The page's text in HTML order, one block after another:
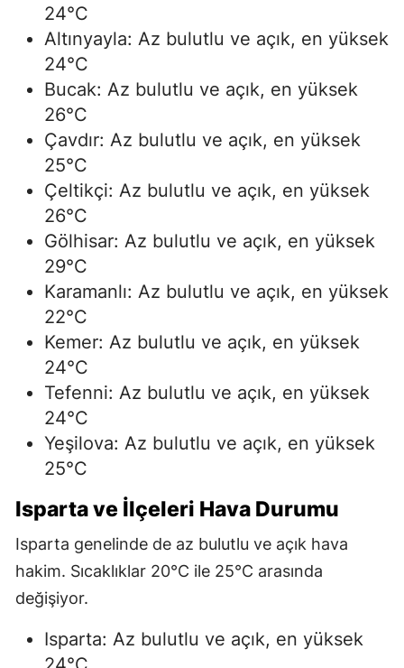
24°C
Altınyayla: Az bulutlu ve açık, en yüksek
24°C
Bucak: Az bulutlu ve açık, en yüksek
26°C
Çavdır: Az bulutlu ve açık, en yüksek
25°C
Çeltikçi: Az bulutlu ve açık, en yüksek
26°C
Gölhisar: Az bulutlu ve açık, en yüksek
29°C
Karamanlı: Az bulutlu ve açık, en yüksek
22°C
Kemer: Az bulutlu ve açık, en yüksek
24°C
Tefenni: Az bulutlu ve açık, en yüksek
24°C
Yeşilova: Az bulutlu ve açık, en yüksek
25°C
Isparta ve İlçeleri Hava Durumu
Isparta genelinde de az bulutlu ve açık hava
hakim. Sıcaklıklar 20°C ile 25°C arasında
değişiyor.
Isparta: Az bulutlu ve açık, en yüksek